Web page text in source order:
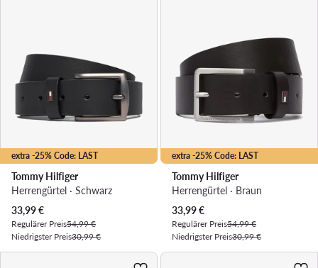
extra -25% Code: LAST
Tommy Hilfiger
Herrengürtel · Schwarz
Aktueller Preis
33,99€
Regulärer Preis54,99 €
Niedrigster Preis30,99 €
extra -25% Code: LAST
Tommy Hilfiger
Herrengürtel · Braun
Aktueller Preis
33,99€
Regulärer Preis54,99 €
Niedrigster Preis30,99 €